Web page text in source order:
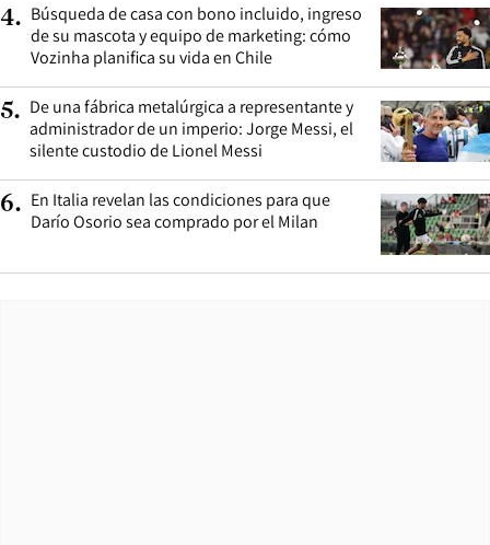
4. Búsqueda de casa con bono incluido, ingreso
de su mascota y equipo de marketing: cómo
Vozinha planifica su vida en Chile
5. De una fábrica metalúrgica a representante y
administrador de un imperio: Jorge Messi, el
silente custodio de Lionel Messi
6. En Italia revelan las condiciones para que
Darío Osorio sea comprado por el Milan